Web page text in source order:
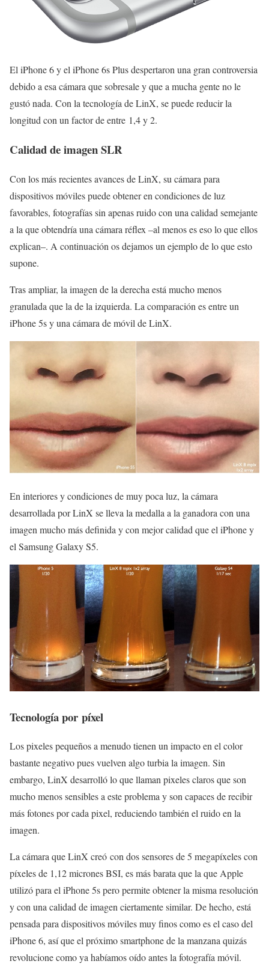
El iPhone 6 y el iPhone 6s Plus despertaron una gran controversia
debido a esa cámara que sobresale y que a mucha gente no le
gustó nada. Con la tecnología de LinX, se puede reducir la
longitud con un factor de entre 1,4 y 2.
Calidad de imagen SLR
Con los más recientes avances de LinX, su cámara para
dispositivos móviles puede obtener en condiciones de luz
favorables, fotografías sin apenas ruido con una calidad semejante
a la que obtendría una cámara réflex –al menos es eso lo que ellos
explican–. A continuación os dejamos un ejemplo de lo que esto
supone.
Tras ampliar, la imagen de la derecha está mucho menos
granulada que la de la izquierda. La comparación es entre un
iPhone 5s y una cámara de móvil de LinX.
En interiores y condiciones de muy poca luz, la cámara
desarrollada por LinX se lleva la medalla a la ganadora con una
imagen mucho más definida y con mejor calidad que el iPhone y
el Samsung Galaxy S5.
Tecnología por píxel
Los pixeles pequeños a menudo tienen un impacto en el color
bastante negativo pues vuelven algo turbia la imagen. Sin
embargo, LinX desarrolló lo que llaman pixeles claros que son
mucho menos sensibles a este problema y son capaces de recibir
más fotones por cada pixel, reduciendo también el ruido en la
imagen.
La cámara que LinX creó con dos sensores de 5 megapíxeles con
píxeles de 1,12 micrones BSI, es más barata que la que Apple
utilizó para el iPhone 5s pero permite obtener la misma resolución
y con una calidad de imagen ciertamente similar. De hecho, está
pensada para dispositivos móviles muy finos como es el caso del
iPhone 6, así que el próximo smartphone de la manzana quizás
revolucione como ya habíamos oído antes la fotografía móvil.